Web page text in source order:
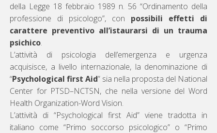
della Legge 18 febbraio 1989 n. 56 “Ordinamento della
professione di psicologo”, con possibili effetti di
carattere preventivo all’istaurarsi di un trauma
psichico.
L’attività di psicologia dell’emergenza e urgenza
acquisisce, a livello internazionale, la denominazione di
“Psychological first Aid” sia nella proposta del National
Center for PTSD–NCTSN, che nella versione del Word
Health Organization-Word Vision.
L’attività di “Psychological first Aid” viene tradotta in
italiano come “Primo soccorso psicologico” o “Primo